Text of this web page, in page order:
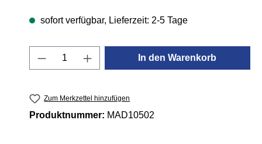
sofort verfügbar, Lieferzeit: 2-5 Tage
Produkt Anzahl: Gib den
In den Warenkorb
Zum Merkzettel hinzufügen
Produktnummer: MAD10502